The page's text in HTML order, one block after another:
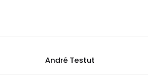
André Testut